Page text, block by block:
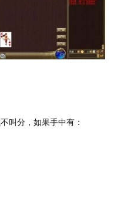
分，如果手中有：